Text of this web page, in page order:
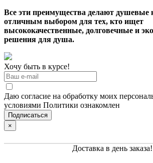
Все эти преимущества делают душевые
отличным выбором для тех, кто ищет
высококачественные, долговечные и
решения для душа.
Хочу быть в курсе!
Даю согласие на обработку моих
условиями Политики ознакомлен
×
Доставка в день заказа!